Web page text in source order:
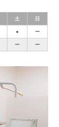
土
日
●
ー
ー ー